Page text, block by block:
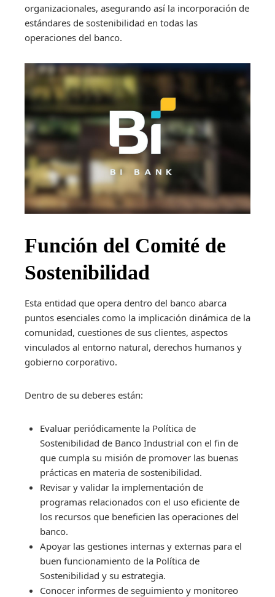
organizacionales, asegurando así la incorporación de
estándares de sostenibilidad en todas las
operaciones del banco.
Función del Comité de
Sostenibilidad
Esta entidad que opera dentro del banco abarca
puntos esenciales como la implicación dinámica de la
comunidad, cuestiones de sus clientes, aspectos
vinculados al entorno natural, derechos humanos y
gobierno corporativo.
Dentro de su deberes están:
Evaluar periódicamente la Política de
Sostenibilidad de Banco Industrial con el fin de
que cumpla su misión de promover las buenas
prácticas en materia de sostenibilidad.
Revisar y validar la implementación de
programas relacionados con el uso eficiente de
los recursos que beneficien las operaciones del
banco.
Apoyar las gestiones internas y externas para el
buen funcionamiento de la Política de
Sostenibilidad y su estrategia.
Conocer informes de seguimiento y monitoreo